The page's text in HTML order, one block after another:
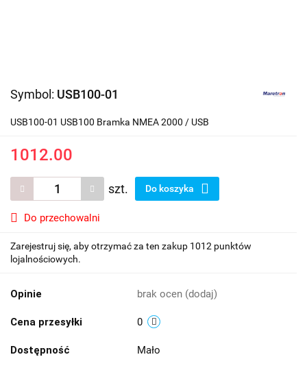
Symbol: USB100-01
USB100-01 USB100 Bramka NMEA 2000 / USB
1012.00
szt. Do koszyka
Do przechowalni
Zarejestruj się, aby otrzymać za ten zakup 1012 punktów
lojalnościowych.
Opinie brak ocen (dodaj)
Cena przesyłki 0
Dostępność Mało